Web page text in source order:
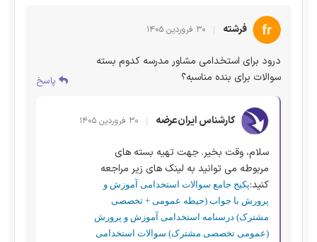
فرشته ۳۰ فروردین ۱۴۰۵
درود برای استخدامی مشاور مدرسه کدوم بسته
سوالات برای بنده مناسبه؟
پاسخ
کارشناس ایران‌عرضه ۳۰ فروردین ۱۴۰۵
سلام، وقت بخیر. جهت تهیه بسته های
مربوطه می توانید به لینک های زیر مراجعه
کنید:پکیج جامع سوالات استخدامی آموزش و
پرورش با جواب (حیطه عمومی + تخصصی
مشترک) درسنامه استخدامی آموزش و پرورش
(عمومی تخصصی مشترک) سوالات استخدامی